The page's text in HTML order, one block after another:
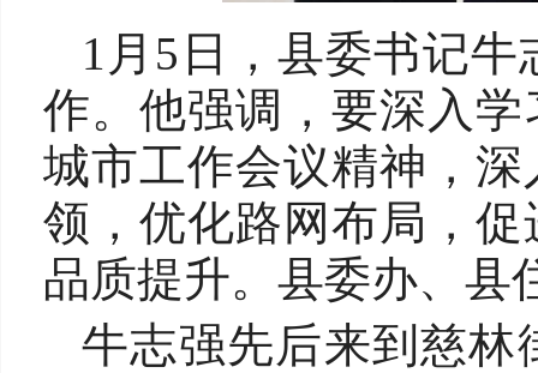
1月5日，县委书记
作。他强调，要深入
城市工作会议精神，
领，优化路网布局，
品质提升。县委办、县
牛志强先后来到慈林